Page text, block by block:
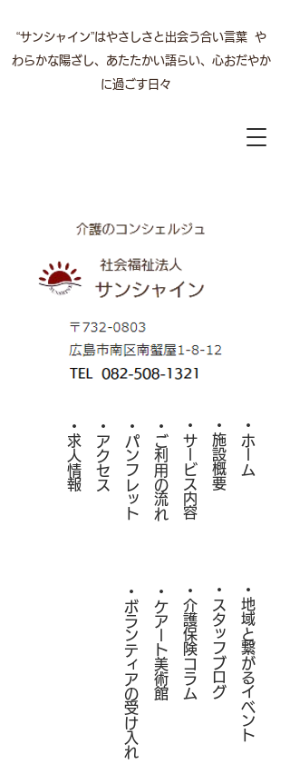
“サンシャイン”はやさしさと出会う合い言葉 や
わらかな陽ざし、あたたかい語らい、心おだやか
に過ごす日々
・求人情報 ・アクセス ・パンフレット・ご利用の流れ・サービス内容 ・施設概要 ・ホーム
​・ボランティアの受け入れ・ケアート美術館 ・
介護保険コラム・スタッフブログ・​地域と繋がるイベント